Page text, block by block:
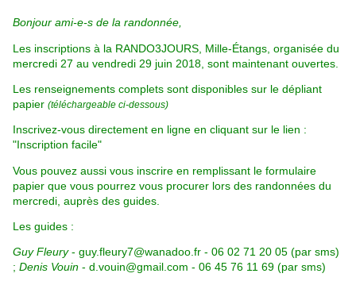
Bonjour ami-e-s de la randonnée,
Les inscriptions à la RANDO3JOURS, Mille-Étangs, organisée du
mercredi 27 au vendredi 29 juin 2018, sont maintenant ouvertes.
Les renseignements complets sont disponibles sur le dépliant
papier (téléchargeable ci-dessous)
Inscrivez-vous directement en ligne en cliquant sur le lien :
"Inscription facile"
Vous pouvez aussi vous inscrire en remplissant le formulaire
papier que vous pourrez vous procurer lors des randonnées du
mercredi, auprès des guides.
Les guides :
Guy Fleury- guy.fleury7@wanadoo.fr - 06 02 71 20 05 (par sms)
; Denis Vouin - d.vouin@gmail.com - 06 45 76 11 69 (par sms)